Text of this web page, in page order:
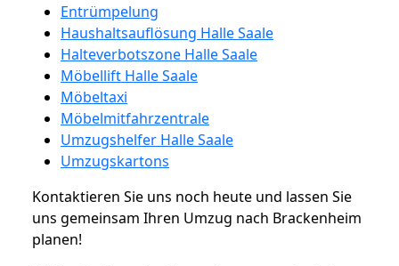
Entrümpelung
Haushaltsauflösung Halle Saale
Halteverbotszone Halle Saale
Möbellift Halle Saale
Möbeltaxi
Möbelmitfahrzentrale
Umzugshelfer Halle Saale
Umzugskartons
Kontaktieren Sie uns noch heute und lassen Sie
uns gemeinsam Ihren Umzug nach Brackenheim
planen!